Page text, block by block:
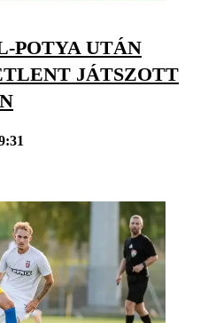
POTYA UTÁN
JÁTSZOTT